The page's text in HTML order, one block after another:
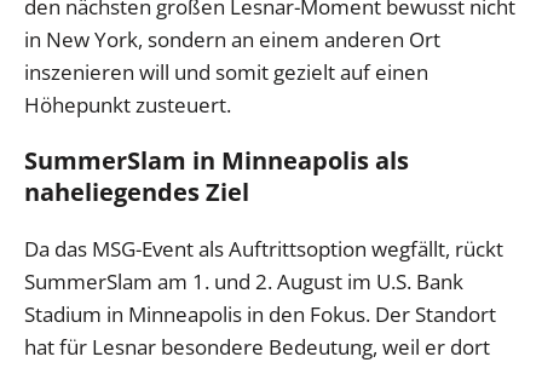
den nächsten großen Lesnar-Moment bewusst nicht
in New York, sondern an einem anderen Ort
inszenieren will und somit gezielt auf einen
Höhepunkt zusteuert.
SummerSlam in Minneapolis als
naheliegendes Ziel
Da das MSG-Event als Auftrittsoption wegfällt, rückt
SummerSlam am 1. und 2. August im U.S. Bank
Stadium in Minneapolis in den Fokus. Der Standort
hat für Lesnar besondere Bedeutung, weil er dort